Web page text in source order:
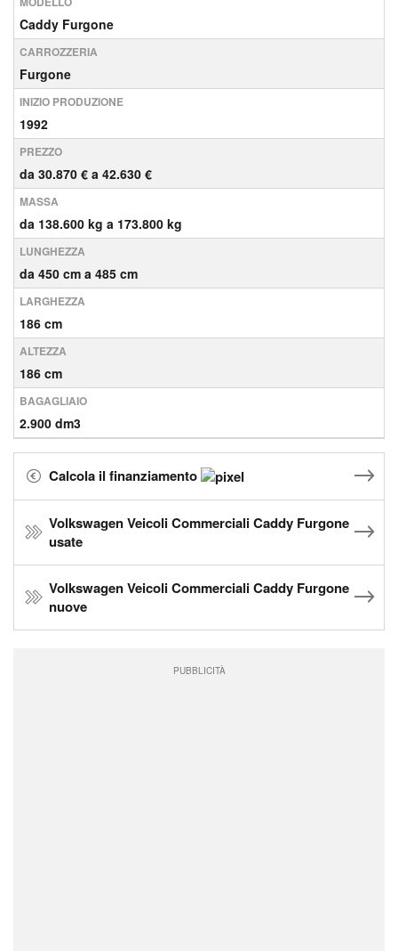
Caddy Furgone
CARROZZERIA
Furgone
INIZIO PRODUZIONE
1992
PREZZO
da 30.870 € a 42.630 €
MASSA
da 138.600 kg a 173.800 kg
LUNGHEZZA
da 450 cm a 485 cm
LARGHEZZA
186 cm
ALTEZZA
186 cm
BAGAGLIAIO
2.900 dm3
Calcola il finanziamento
Volkswagen Veicoli Commerciali Caddy Furgone
usate
Volkswagen Veicoli Commerciali Caddy Furgone
nuove
PUBBLICITÀ